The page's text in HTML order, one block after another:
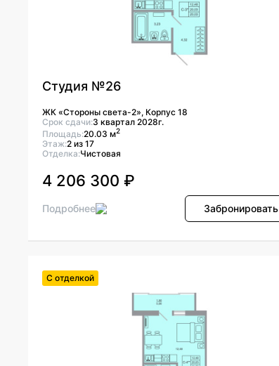
Студия №26
ЖК «Стороны света-2», Корпус 18
Срок сдачи:3 квартал 2028г.
Площадь:20.03 м2
Этаж:2 из 17
Отделка:Чистовая
4 206 300 ₽
Подробнее Забронировать
С отделкой